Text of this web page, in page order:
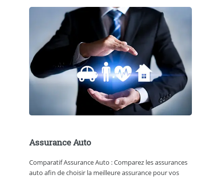
Assurance Auto
Comparatif Assurance Auto : Comparez les assurances
auto afin de choisir la meilleure assurance pour vos